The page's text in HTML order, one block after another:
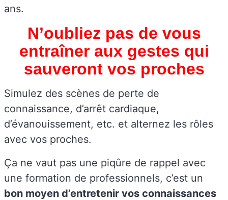
ans.
N’oubliez pas de vous
entraîner aux gestes qui
sauveront vos proches
Simulez des scènes de perte de
connaissance, d’arrêt cardiaque,
d’évanouissement, etc. et alternez les rôles
avec vos proches.
Ça ne vaut pas une piqûre de rappel avec
une formation de professionnels, c’est un
bon moyen d’entretenir vos connaissances